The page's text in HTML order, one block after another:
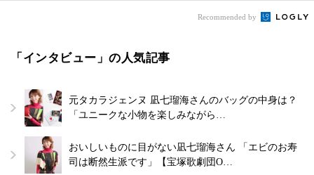
Recommended by
「インタビュー」の人気記事
元タカラジェンヌ 凪七瑠海さんのバッグの中身は？
「ユニークな小物を楽しみながら…
おいしいものに目がない凪七瑠海さん 「エビのお寿
司は断然生派です」【宝塚歌劇団O…